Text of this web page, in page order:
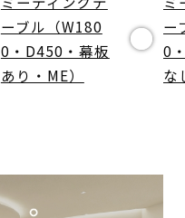
ーブル（W180
0・D450・幕板
あり・ME）
ー
0
な